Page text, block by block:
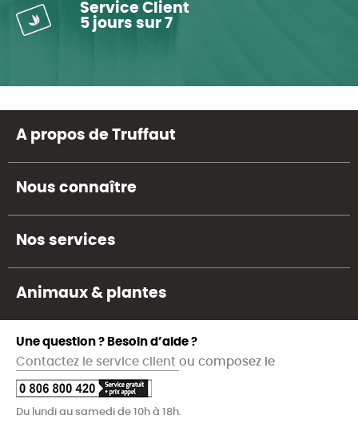
Service Client
5 jours sur 7
A propos de Truffaut
Nous connaître
Nos services
Animaux & plantes
Une question ? Besoin d’aide ?
Contactez le service client ou composez le
Du lundi au samedi de 10h à 18h.